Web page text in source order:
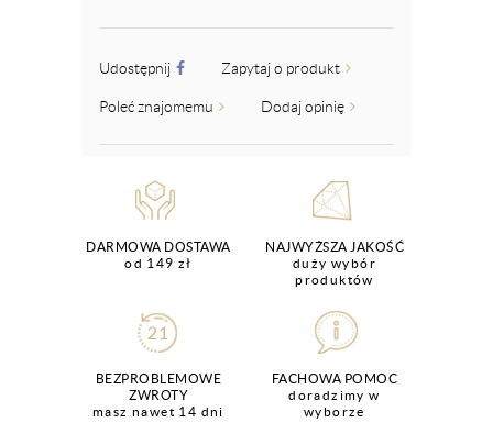
Udostępnij Zapytaj o produkt
Poleć znajomemu Dodaj opinię
DARMOWA DOSTAWA
od 149 zł
NAJWYŻSZA JAKOŚĆ
duży wybór
produktów
BEZPROBLEMOWE
ZWROTY
masz nawet 14 dni
FACHOWA POMOC
doradzimy w
wyborze